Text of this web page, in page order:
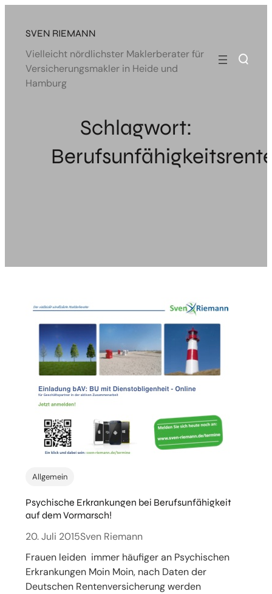
springen
SVEN RIEMANN
Vielleicht nördlichster Maklerberater für
Versicherungsmakler in Heide und
Hamburg
Schlagwort:
Allgemein
Psychische Erkrankungen bei Berufsunfähigkeit
auf dem Vormarsch!
20. Juli 2015Sven Riemann
Frauen leiden immer häufiger an Psychischen
Erkrankungen Moin Moin, nach Daten der
Deutschen Rentenversicherung werden